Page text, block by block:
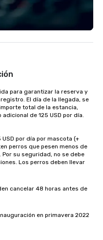
event to the water
para garantizar la reserva y
El día de la llegada, se
total de la estancia,
de 125 USD por día.
por día por mascota (+
perros que pesen menos de
Por su seguridad, no se debe
Los perros deben llevar
cancelar 48 horas antes de
en primavera 2022